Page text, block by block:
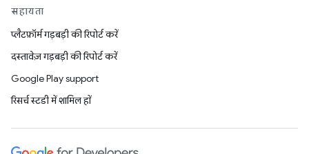
सहायता
प्लैटफ़ॉर्म गड़बड़ी की रिपोर्ट करें
दस्तावेज़ गड़बड़ी की रिपोर्ट करें
Google Play support
रिसर्च स्टडी में शामिल हों